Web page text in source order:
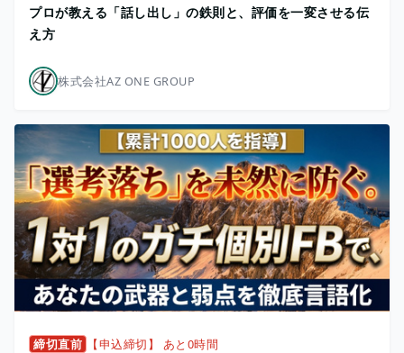
プロが教える「話し出し」の鉄則と、評価を一変させる伝
え方
株式会社AZ ONE GROUP
締切直前 【申込締切】 あと0時間